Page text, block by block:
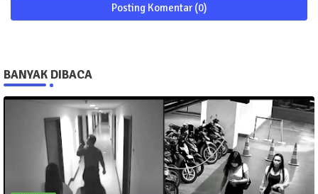
Posting Komentar (0)
BANYAK DIBACA